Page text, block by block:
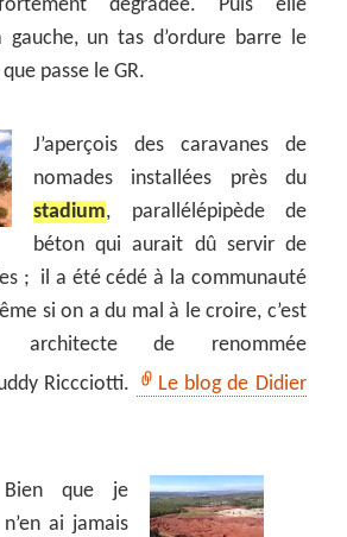
dégradée. Puis elle
un tas d’ordure barre le
passe le GR.
J’aperçois des caravanes de
nomades installées près du
stadium, parallélépipède de
béton qui aurait dû servir de
; il a été cédé à la communauté
si on a du mal à le croire, c’est
architecte de renommée
Riccciotti.
Le blog de Didier
Bien que je
n’en ai jamais